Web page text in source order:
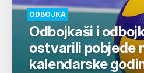
ODBOJKA
Odbojkaši i
ostvarili pobjede
kalendarske